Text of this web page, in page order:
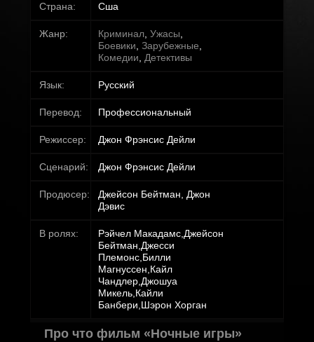
Страна: Сша
Жанр: Криминал, Ужасы,
Боевики, Зарубежные,
Комедии, Детективы
Язык: Русский
Перевод: Профессиональный
Режиссер: Джон Фрэнсис Дейли
Сценарий: Джон Фрэнсис Дейли
Продюсер:
Джейсон Бейтман, Джон
Дэвис
В ролях:
Рэйчел Макадамс,Джейсон
Бейтман,Джесси
Племонс,Билли
Магнуссен,Кайл
Чандлер,Джошуа
Микель,Кайли
Банбери,Шэрон Хорган
Про что фильм «Ночные игры»